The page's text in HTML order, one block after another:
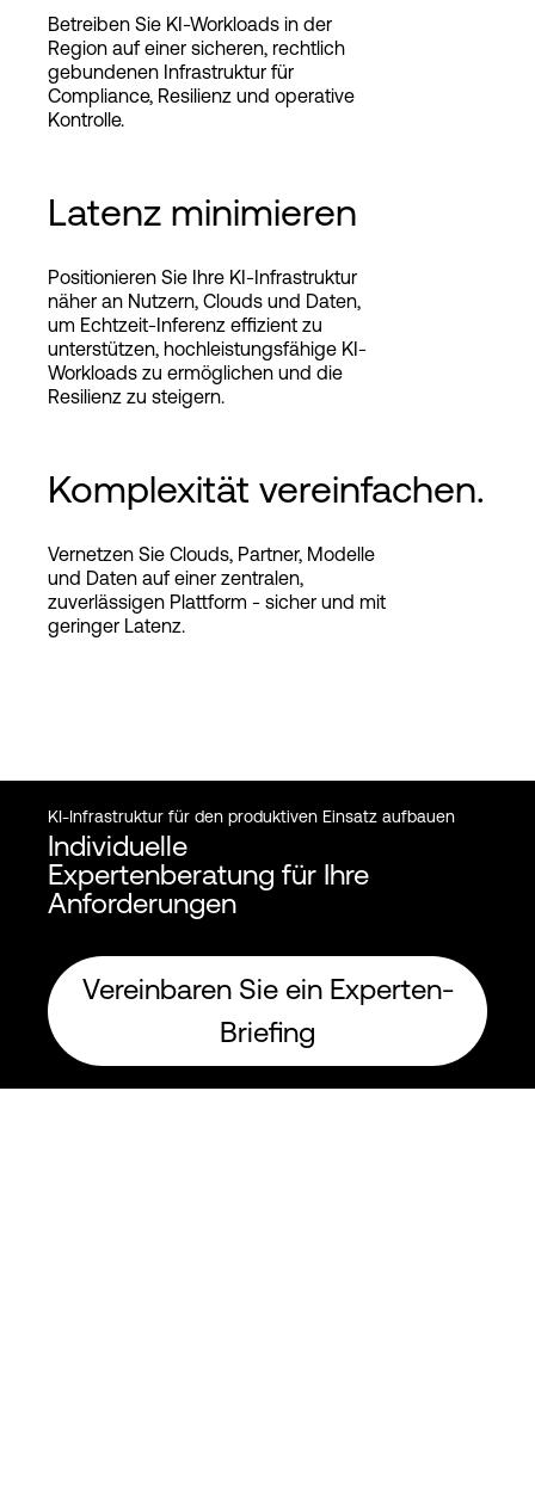
Betreiben Sie KI-Workloads in der
Region auf einer sicheren, rechtlich
gebundenen Infrastruktur für
Compliance, Resilienz und operative
Kontrolle.
Latenz minimieren
Positionieren Sie Ihre KI-Infrastruktur
näher an Nutzern, Clouds und Daten,
um Echtzeit-Inferenz effizient zu
unterstützen, hochleistungsfähige KI-
Workloads zu ermöglichen und die
Resilienz zu steigern.
Komplexität vereinfachen.
Vernetzen Sie Clouds, Partner, Modelle
und Daten auf einer zentralen,
zuverlässigen Plattform - sicher und mit
geringer Latenz.
KI-Infrastruktur für den produktiven Einsatz aufbauen
Individuelle
Expertenberatung für Ihre
Anforderungen
Vereinbaren Sie ein Experten-
Briefing